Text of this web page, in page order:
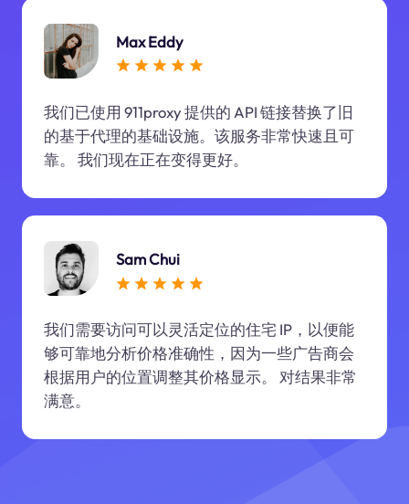
Max Eddy
我们已使用 911proxy 提供的 API 链接替换了旧
的基于代理的基础设施。该服务非常快速且可
靠。 我们现在正在变得更好。
Sam Chui
我们需要访问可以灵活定位的住宅 IP，以便能
够可靠地分析价格准确性，因为一些广告商会
根据用户的位置调整其价格显示。 对结果非常
满意。